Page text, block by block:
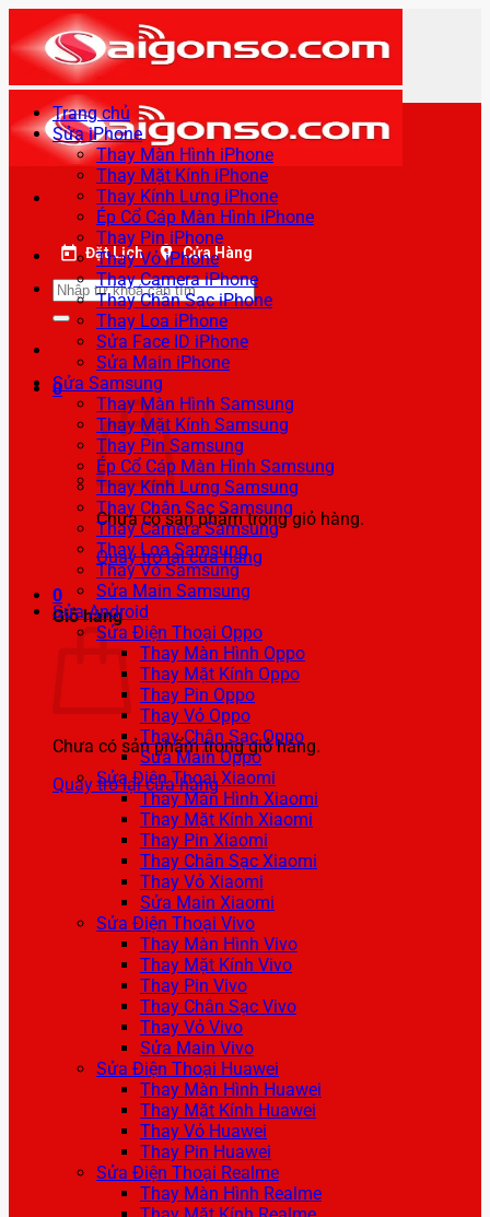
qua
nội
dung
Đặt Lịch Cửa Hàng
Tìm
kiếm:
0
Chưa có sản phẩm trong giỏ hàng.
Quay trở lại cửa hàng
0
Giỏ hàng
Chưa có sản phẩm trong giỏ hàng.
Quay trở lại cửa hàng
Trang chủ
Sửa iPhone
Thay Màn Hình iPhone
Thay Mặt Kính iPhone
Thay Kính Lưng iPhone
Ép Cổ Cáp Màn Hình iPhone
Thay Pin iPhone
Thay Vỏ iPhone
Thay Camera iPhone
Thay Chân Sạc iPhone
Thay Loa iPhone
Sửa Face ID iPhone
Sửa Main iPhone
Sửa Samsung
Thay Màn Hình Samsung
Thay Mặt Kính Samsung
Thay Pin Samsung
Ép Cổ Cáp Màn Hình Samsung
Thay Kính Lưng Samsung
Thay Chân Sạc Samsung
Thay Camera Samsung
Thay Loa Samsung
Thay Vỏ Samsung
Sửa Main Samsung
Sửa Android
Sửa Điện Thoại Oppo
Thay Màn Hình Oppo
Thay Mặt Kính Oppo
Thay Pin Oppo
Thay Vỏ Oppo
Thay Chân Sạc Oppo
Sửa Main Oppo
Sửa Điện Thoại Xiaomi
Thay Màn Hình Xiaomi
Thay Mặt Kính Xiaomi
Thay Pin Xiaomi
Thay Chân Sạc Xiaomi
Thay Vỏ Xiaomi
Sửa Main Xiaomi
Sửa Điện Thoại Vivo
Thay Màn Hình Vivo
Thay Mặt Kính Vivo
Thay Pin Vivo
Thay Chân Sạc Vivo
Thay Vỏ Vivo
Sửa Main Vivo
Sửa Điện Thoại Huawei
Thay Màn Hình Huawei
Thay Mặt Kính Huawei
Thay Vỏ Huawei
Thay Pin Huawei
Sửa Điện Thoại Realme
Thay Màn Hình Realme